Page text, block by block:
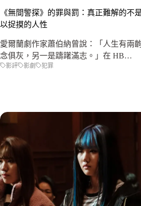
《無間警探》的罪與罰：真正難解的不
以捉摸的人性
愛爾蘭劇作家蕭伯納曾說：「人生有兩
念俱灰，另一是躊躇滿志。」在 HB…
影評 影劇 犯罪